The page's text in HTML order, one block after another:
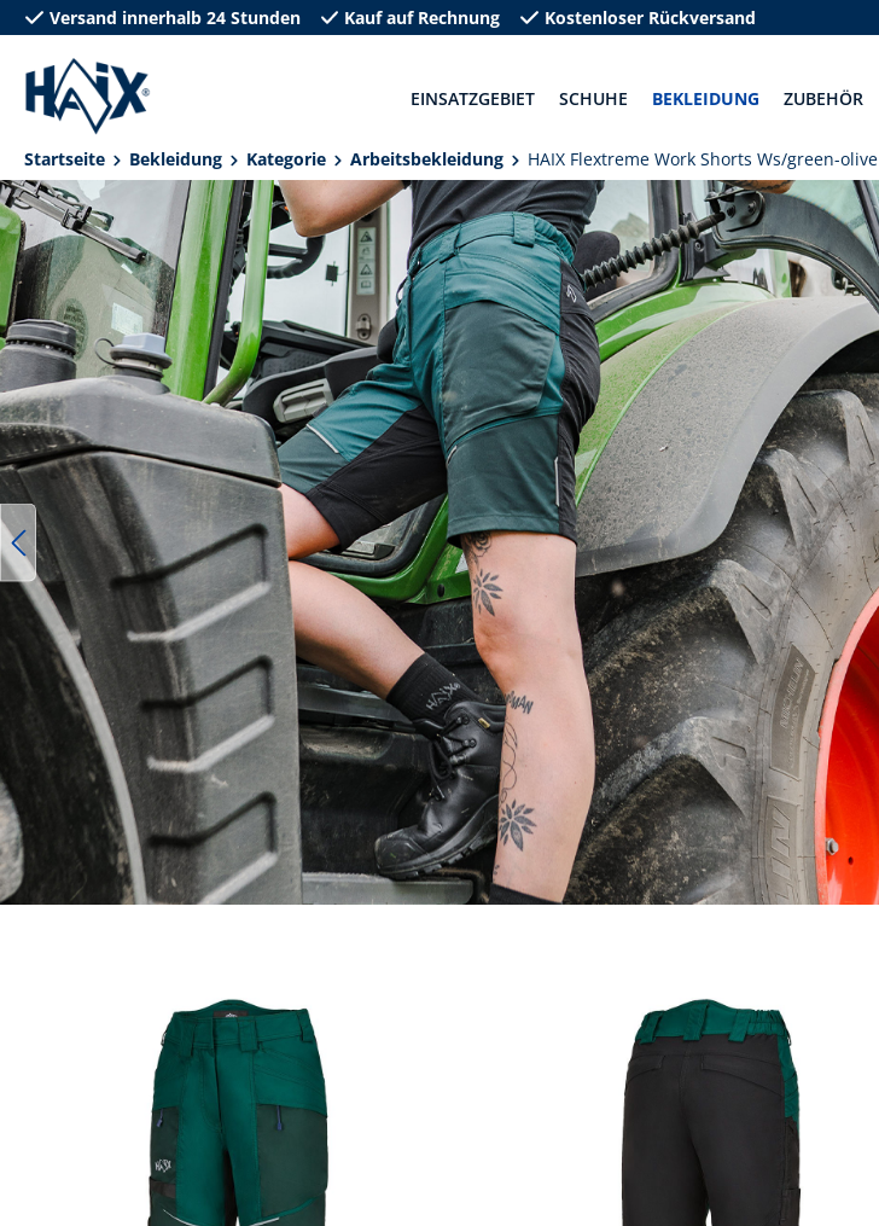
Zur Hauptnavigation springen
Versand innerhalb 24 Stunden Kauf auf Rechnung Kostenloser Rückversand
EINSATZGEBIET SCHUHE BEKLEIDUNG ZUBEHÖR
Startseite Bekleidung Kategorie Arbeitsbekleidung
HAIX Flextreme Work Shorts Ws/green-olive
Bildergalerie überspringen